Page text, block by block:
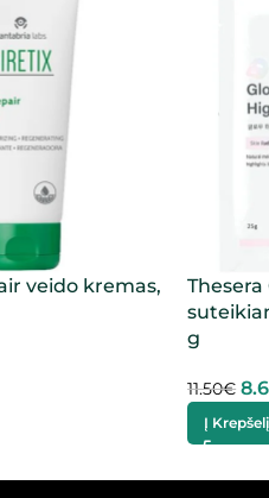
veido kremas,
g
11.50€
Į Krepšelį